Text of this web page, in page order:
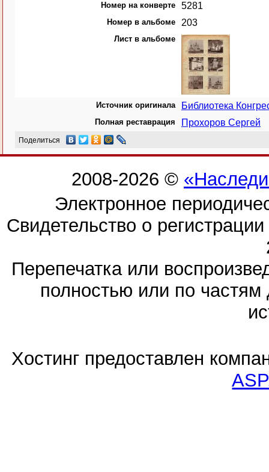
Номер на конверте 5281
Номер в альбоме 203
Лист в альбоме
Источник оригинала Библиотека
Полная реставрация Прохоров Сергей
Поделиться
2008-2026 ©
Электронное
Свидетельство о
Перепечатка или
полностью или по частям
Хостинг предоставлен